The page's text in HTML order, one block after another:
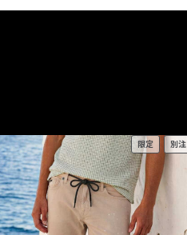
限定 別注